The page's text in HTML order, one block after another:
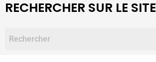
RECHERCHER SUR LE SITE